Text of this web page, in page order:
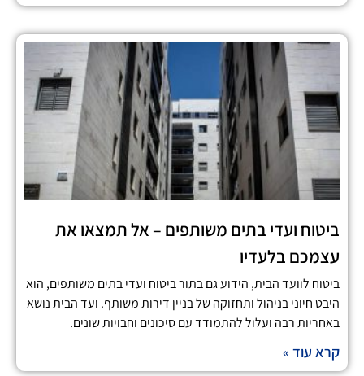
ביטוח ועדי בתים משותפים – אל תמצאו את
עצמכם בלעדיו
ביטוח לוועד הבית, הידוע גם בתור ביטוח ועדי בתים משותפים, הוא
היבט חיוני בניהול ותחזוקה של בניין דירות משותף. ועד הבית נושא
באחריות רבה ועלול להתמודד עם סיכונים וחבויות שונים.
קרא עוד »